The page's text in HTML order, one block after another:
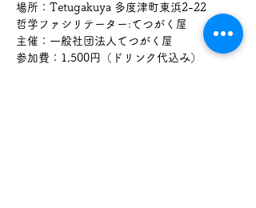
場所：Tetugakuya 多度津町東浜2-22
哲学ファシリテーター:てつがく屋
主催：一般社団法人てつがく屋
参加費：1,500円（ドリンク代込み）